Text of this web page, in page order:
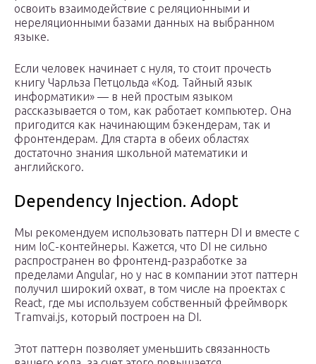
освоить взаимодействие с реляционными и
нереляционными базами данных на выбранном
языке.
Если человек начинает с нуля, то стоит прочесть
книгу Чарльза Петцольда «Код. Тайный язык
информатики» — в ней простым языком
рассказывается о том, как работает компьютер. Она
пригодится как начинающим бэкендерам, так и
фронтендерам. Для старта в обеих областях
достаточно знания школьной математики и
английского.
Dependency Injection. Adopt
Мы рекомендуем использовать паттерн DI и вместе с
ним IoC-контейнеры. Кажется, что DI не сильно
распространен во фронтенд-разработке за
пределами Angular, но у нас в компании этот паттерн
получил широкий охват, в том числе на проектах с
React, где мы используем собственный фреймворк
Tramvai.js, который построен на DI.
Этот паттерн позволяет уменьшить связанность